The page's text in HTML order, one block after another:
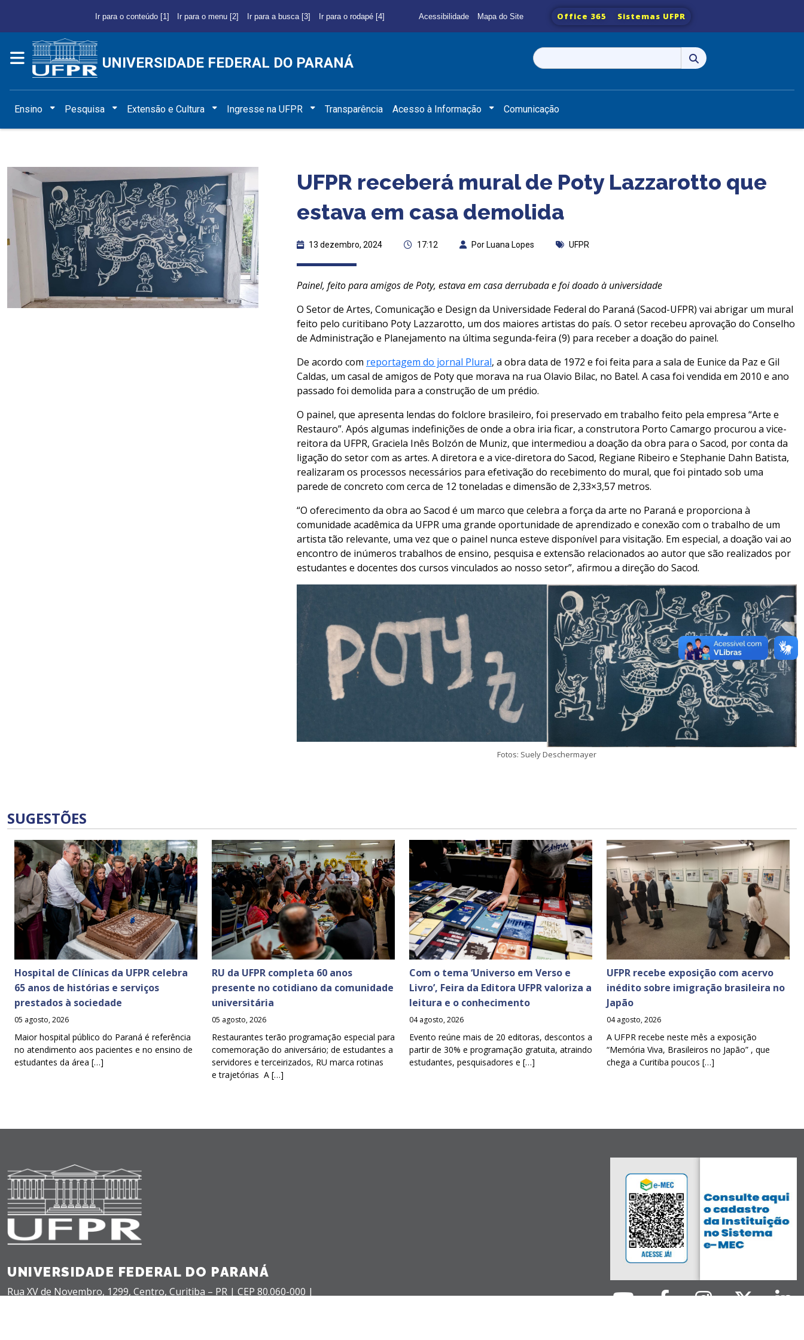
Ir para o conteúdo [1] Ir para o menu [2] Ir para a busca [3] Ir para o rodapé [4] Acessibilidade Mapa do Site Office 365 Sistemas UFPR
UNIVERSIDADE FEDERAL DO PARANÁ
Pesquisar
por:
Ensino Pesquisa Extensão e Cultura Ingresse na UFPR Transparência Acesso à Informação Comunicação
UFPR receberá mural de Poty Lazzarotto que
estava em casa demolida
13 dezembro, 2024 17:12 Por Luana Lopes UFPR
Painel, feito para amigos de Poty, estava em casa derrubada e foi doado à universidade
O Setor de Artes, Comunicação e Design da Universidade Federal do Paraná (Sacod-UFPR) vai abrigar um mural
feito pelo curitibano Poty Lazzarotto, um dos maiores artistas do país. O setor recebeu aprovação do Conselho
de Administração e Planejamento na última segunda-feira (9) para receber a doação do painel.
De acordo com reportagem do jornal Plural, a obra data de 1972 e foi feita para a sala de Eunice da Paz e Gil
Caldas, um casal de amigos de Poty que morava na rua Olavio Bilac, no Batel. A casa foi vendida em 2010 e ano
passado foi demolida para a construção de um prédio.
O painel, que apresenta lendas do folclore brasileiro, foi preservado em trabalho feito pela empresa “Arte e
Restauro”. Após algumas indefinições de onde a obra iria ficar, a construtora Porto Camargo procurou a vice-
reitora da UFPR, Graciela Inês Bolzón de Muniz, que intermediou a doação da obra para o Sacod, por conta da
ligação do setor com as artes. A diretora e a vice-diretora do Sacod, Regiane Ribeiro e Stephanie Dahn Batista,
realizaram os processos necessários para efetivação do recebimento do mural, que foi pintado sob uma
parede de concreto com cerca de 12 toneladas e dimensão de 2,33×3,57 metros.
“O oferecimento da obra ao Sacod é um marco que celebra a força da arte no Paraná e proporciona à
comunidade acadêmica da UFPR uma grande oportunidade de aprendizado e conexão com o trabalho de um
artista tão relevante, uma vez que o painel nunca esteve disponível para visitação. Em especial, a doação vai ao
encontro de inúmeros trabalhos de ensino, pesquisa e extensão relacionados ao autor que são realizados por
estudantes e docentes dos cursos vinculados ao nosso setor”, afirmou a direção do Sacod.
Fotos: Suely Deschermayer
SUGESTÕES
Hospital de Clínicas da UFPR celebra
65 anos de histórias e serviços
prestados à sociedade
05 agosto, 2026
Maior hospital público do Paraná é referência
no atendimento aos pacientes e no ensino de
estudantes da área […]
RU da UFPR completa 60 anos
presente no cotidiano da comunidade
universitária
05 agosto, 2026
Restaurantes terão programação especial para
comemoração do aniversário; de estudantes a
servidores e terceirizados, RU marca rotinas
e trajetórias A […]
Com o tema ‘Universo em Verso e
Livro’, Feira da Editora UFPR valoriza a
leitura e o conhecimento
04 agosto, 2026
Evento reúne mais de 20 editoras, descontos a
partir de 30% e programação gratuita, atraindo
estudantes, pesquisadores e […]
UFPR recebe exposição com acervo
inédito sobre imigração brasileira no
Japão
04 agosto, 2026
A UFPR recebe neste mês a exposição
“Memória Viva, Brasileiros no Japão” , que
chega a Curitiba poucos […]
UNIVERSIDADE FEDERAL DO PARANÁ
Rua XV de Novembro, 1299, Centro, Curitiba – PR | CEP 80.060-000 |